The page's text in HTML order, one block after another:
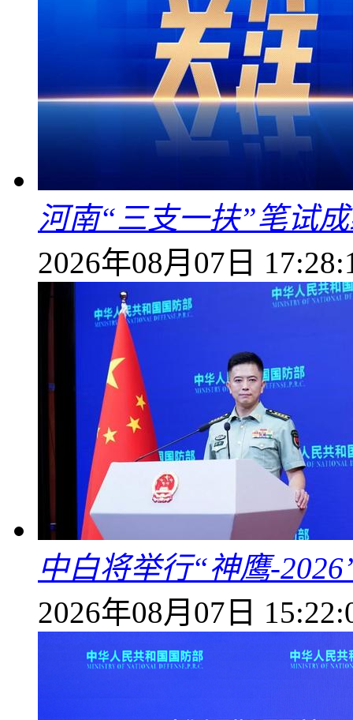
河南“三支一扶”笔试
2026年08月07日
中白将举行“神鹰-
2026年08月07日